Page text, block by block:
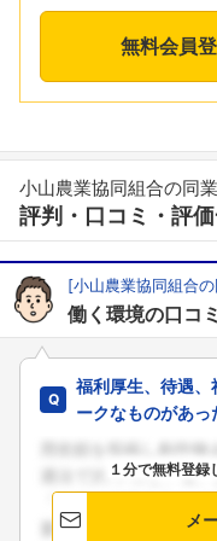
無料会員
小山農業協同組合の同
評判・口コミ・評
[小山農業協同組合
働く環境の口コミ
福利厚生、待遇、
ークなものがあっ
１分で無料登
メ